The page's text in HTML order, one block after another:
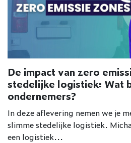
De impact van zero
stedelijke logistiek: Wat
ondernemers?
In deze aflevering nemen we je
slimme stedelijke logistiek.
een logistiek...